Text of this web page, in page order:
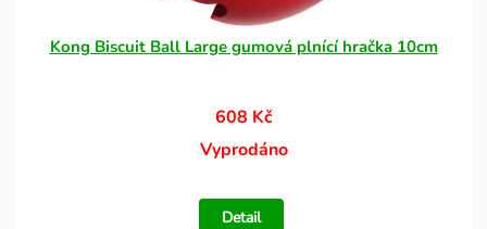
Kong Biscuit Ball Large gumová plnící hračka 10cm
608 Kč
Vyprodáno
Detail